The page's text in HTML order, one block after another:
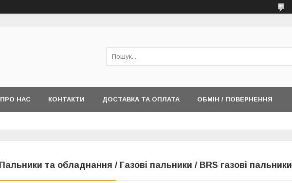
ПРО НАС КОНТАКТИ ДОСТАВКА ТА ОПЛАТА ОБМІН / ПОВЕРНЕННЯ
Пальники та обладнання / Газові пальники / BRS газові пальники